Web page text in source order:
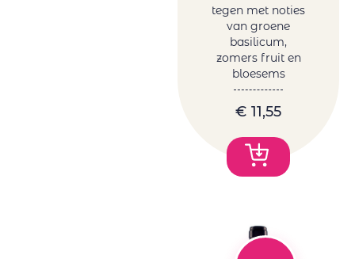
tegen met noties
van groene
basilicum,
zomers fruit en
bloesems
€ 11,55